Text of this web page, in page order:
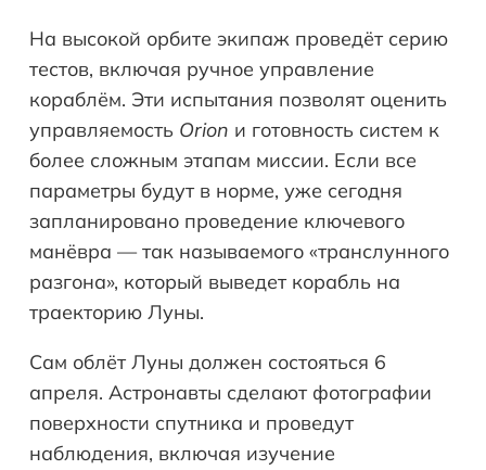
На высокой орбите экипаж проведёт серию
тестов, включая ручное управление
кораблём. Эти испытания позволят оценить
управляемость Orion и готовность систем к
более сложным этапам миссии. Если все
параметры будут в норме, уже сегодня
запланировано проведение ключевого
манёвра — так называемого «транслунного
разгона», который выведет корабль на
траекторию Луны.
Сам облёт Луны должен состояться 6
апреля. Астронавты сделают фотографии
поверхности спутника и проведут
наблюдения, включая изучение